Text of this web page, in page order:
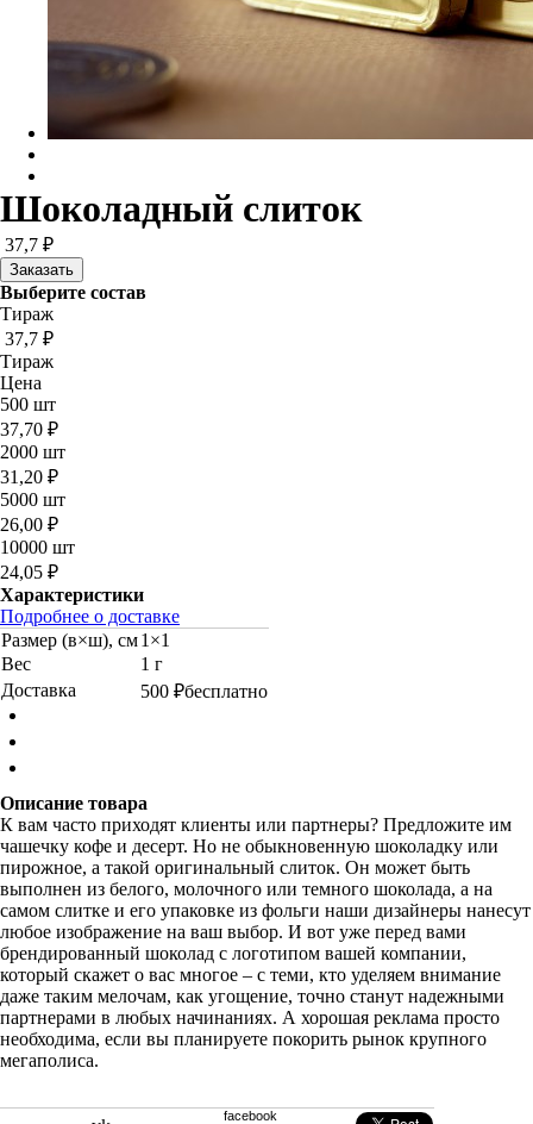
Шоколадный слиток
37,7 ₽
Выберите состав
Тираж
37,7 ₽
Тираж
Цена
500 шт
37,70 ₽
2000 шт
31,20 ₽
5000 шт
26,00 ₽
10000 шт
24,05 ₽
Характеристики
Подробнее о доставке
Размер (в×ш), см1×1
Вес
1 г
Доставка
500 ₽бесплатно
Описание товара
К вам часто приходят клиенты или партнеры? Предложите им
чашечку кофе и десерт. Но не обыкновенную шоколадку или
пирожное, а такой оригинальный слиток. Он может быть
выполнен из белого, молочного или темного шоколада, а на
самом слитке и его упаковке из фольги наши дизайнеры нанесут
любое изображение на ваш выбор. И вот уже перед вами
брендированный шоколад с логотипом вашей компании,
который скажет о вас многое – с теми, кто уделяем внимание
даже таким мелочам, как угощение, точно станут надежными
партнерами в любых начинаниях. А хорошая реклама просто
необходима, если вы планируете покорить рынок крупного
мегаполиса.
facebook